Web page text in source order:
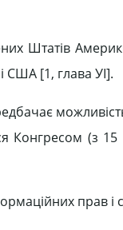
Штатів
США [1, глава УІ].
Конгресом (з
прав